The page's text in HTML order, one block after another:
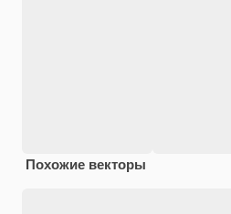
Похожие векторы